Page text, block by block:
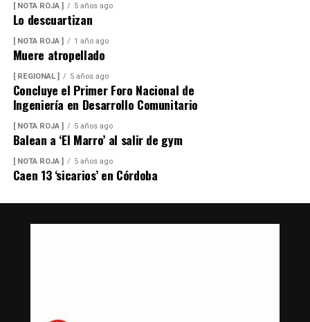
[ NOTA ROJA ] 5 años ago
Lo descuartizan
[ NOTA ROJA ] 1 año ago
Muere atropellado
[ REGIONAL ] 5 años ago
Concluye el Primer Foro Nacional de
Ingeniería en Desarrollo Comunitario
[ NOTA ROJA ] 5 años ago
Balean a ‘El Marro’ al salir de gym
[ NOTA ROJA ] 5 años ago
Caen 13 ‘sicarios’ en Córdoba